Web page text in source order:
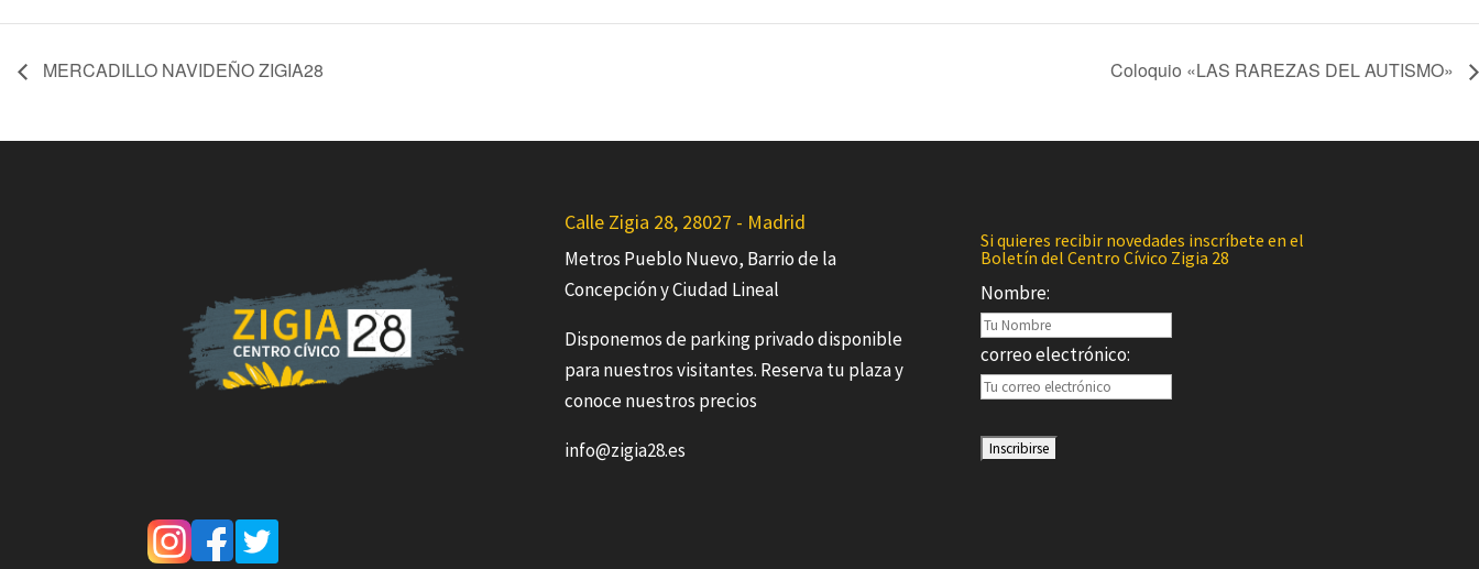
MERCADILLO NAVIDEÑO ZIGIA28 Coloquio «LAS RAREZAS DEL AUTISMO»
Calle Zigia 28, 28027 - Madrid
Metros Pueblo Nuevo, Barrio de la
Concepción y Ciudad Lineal
Disponemos de parking privado disponible
para nuestros visitantes. Reserva tu plaza y
conoce nuestros precios
info@zigia28.es
Si quieres recibir novedades inscríbete en el
Boletín del Centro Cívico Zigia 28
Nombre:
correo electrónico: